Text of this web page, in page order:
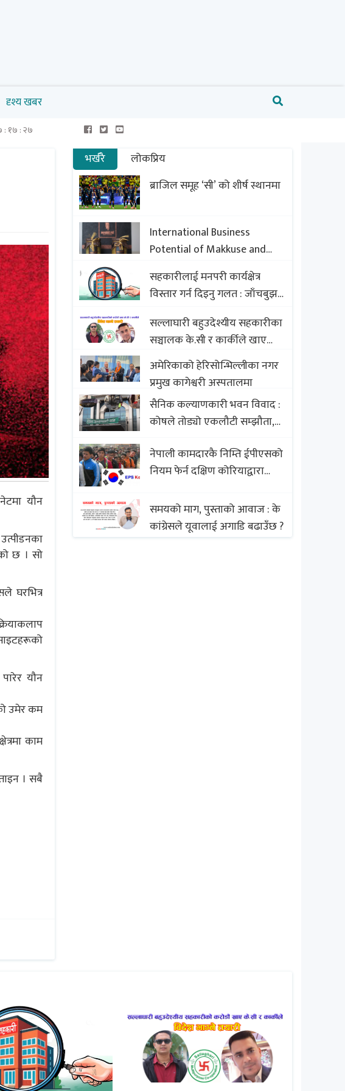
दृश्य खबर
: १७ : २८
यौन
छ । सो
घरभित्र
यौन
उमेर कम
काम
। सबै
भर्खरै
लोकप्रिय
ब्राजिल समूह ‘सी’ को शीर्ष स्थानमा
International Business
Potential of Makkuse and
Export Opportunities of
Nepali Sweets with Global
Comparison to Baklava
सहकारीलाई मनपरी कार्यक्षेत्र
विस्तार गर्न दिइनु गलत : जाँचबुझ
सल्लाघारी बहुउदेश्यीय सहकारीका
सञ्चालक के.सी र कार्कीले खाए
सदस्यको करोडौं बचत
अमेरिकाको हेरिसोन्भिल्लीका नगर
प्रमुख कागेश्वरी अस्पतालमा
सैनिक कल्याणकारी भवन विवाद :
कोषले तोड्यो एकलौटी सम्झौता,
बिखलबन्दमा (भिडियो)
नेपाली कामदारकै निम्ति ईपीएसको
नियम फेर्न दक्षिण कोरियाद्वारा
समयको माग, पुस्ताको आवाज : के
कांग्रेसले यूवालाई अगाडि बढाउँछ ?